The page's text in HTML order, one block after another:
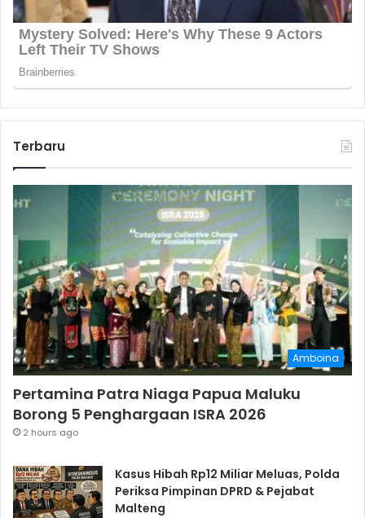
Terbaru
Amboina
Pertamina Patra Niaga Papua Maluku
Borong 5 Penghargaan ISRA 2026
2 hours ago
Kasus Hibah Rp12 Miliar Meluas, Polda
Periksa Pimpinan DPRD & Pejabat
Malteng